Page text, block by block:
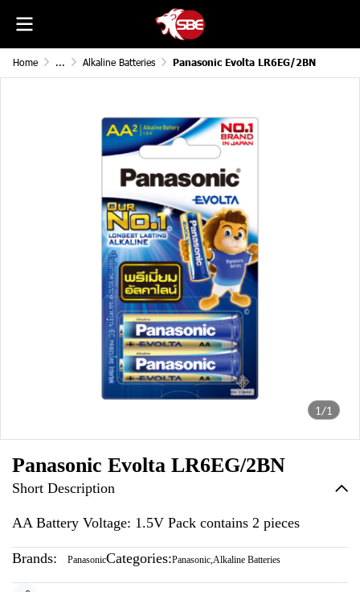
Home ... Alkaline Batteries Panasonic Evolta LR6EG/2BN
1/1
Panasonic Evolta LR6EG/2BN
Short Description
AA Battery Voltage: 1.5V Pack contains 2 pieces
Brands: PanasonicCategories:Panasonic,Alkaline Batteries